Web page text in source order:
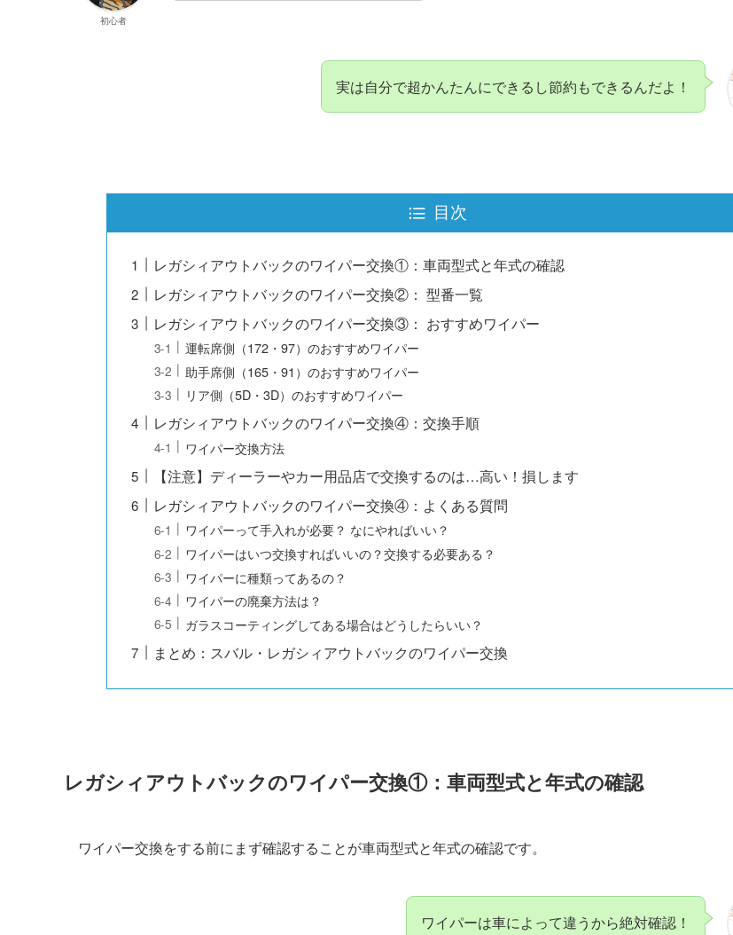
初心者
実は自分で超かんたんにできるし節約もできるんだよ！
目次
レガシィアウトバックのワイパー交換①：車両型式と年式の確認
レガシィアウトバックのワイパー交換②： 型番一覧
レガシィアウトバックのワイパー交換③： おすすめワイパー
運転席側（172・97）のおすすめワイパー
助手席側（165・91）のおすすめワイパー
リア側（5D・3D）のおすすめワイパー
レガシィアウトバックのワイパー交換④：交換手順
ワイパー交換方法
【注意】ディーラーやカー用品店で交換するのは…高い！損します
レガシィアウトバックのワイパー交換④：よくある質問
ワイパーって手入れが必要？ なにやればいい？
ワイパーはいつ交換すればいいの？交換する必要ある？
ワイパーに種類ってあるの？
ワイパーの廃棄方法は？
ガラスコーティングしてある場合はどうしたらいい？
まとめ：スバル・レガシィアウトバックのワイパー交換
レガシィアウトバックのワイパー交換①：車両型式と年式の確認
ワイパー交換をする前にまず確認することが車両型式と年式の確認です。
ワイパーは車によって違うから絶対確認！